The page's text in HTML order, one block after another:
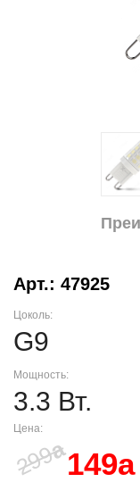
Арт.: 47925
Цоколь:
G9
Мощность:
3.3 Вт.
Цена:
299a149a